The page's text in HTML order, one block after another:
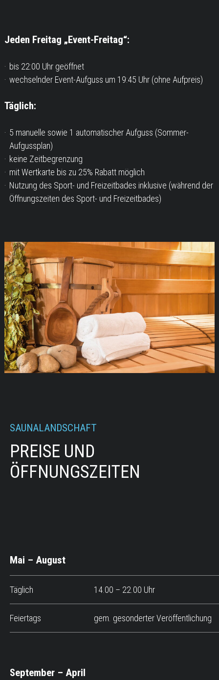
Jeden Freitag „Event-Freitag“:
bis 22:00 Uhr geöffnet
wechselnder Event-Aufguss um 19:45 Uhr (ohne Aufpreis)
Täglich:
5 manuelle sowie 1 automatischer Aufguss (Sommer-
Aufgussplan)
keine Zeitbegrenzung
mit Wertkarte bis zu 25% Rabatt möglich
Nutzung des Sport- und Freizeitbades inklusive (während der
Öffnungszeiten des Sport- und Freizeitbades)
SAUNALANDSCHAFT
PREISE UND
ÖFFNUNGSZEITEN
Mai – August
Täglich 14.00 – 22.00 Uhr
Feiertags gem. gesonderter Veröffentlichung
September – April